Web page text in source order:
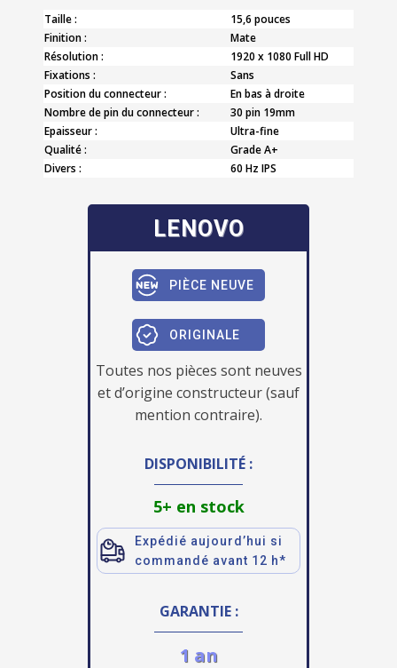
Taille :
15,6 pouces
Finition :
Mate
Résolution :
1920 x 1080 Full HD
Fixations :
Sans
Position du connecteur :
En bas à droite
Nombre de pin du connecteur :
30 pin 19mm
Epaisseur :
Ultra-fine
Qualité :
Grade A+
Divers :
60 Hz IPS
LENOVO
PIÈCE NEUVE
ORIGINALE
Toutes nos pièces sont neuves
et d’origine constructeur (sauf
mention contraire).
DISPONIBILITÉ :
5+ en stock
Expédié aujourd’hui si
commandé avant 12 h*
GARANTIE :
1 an